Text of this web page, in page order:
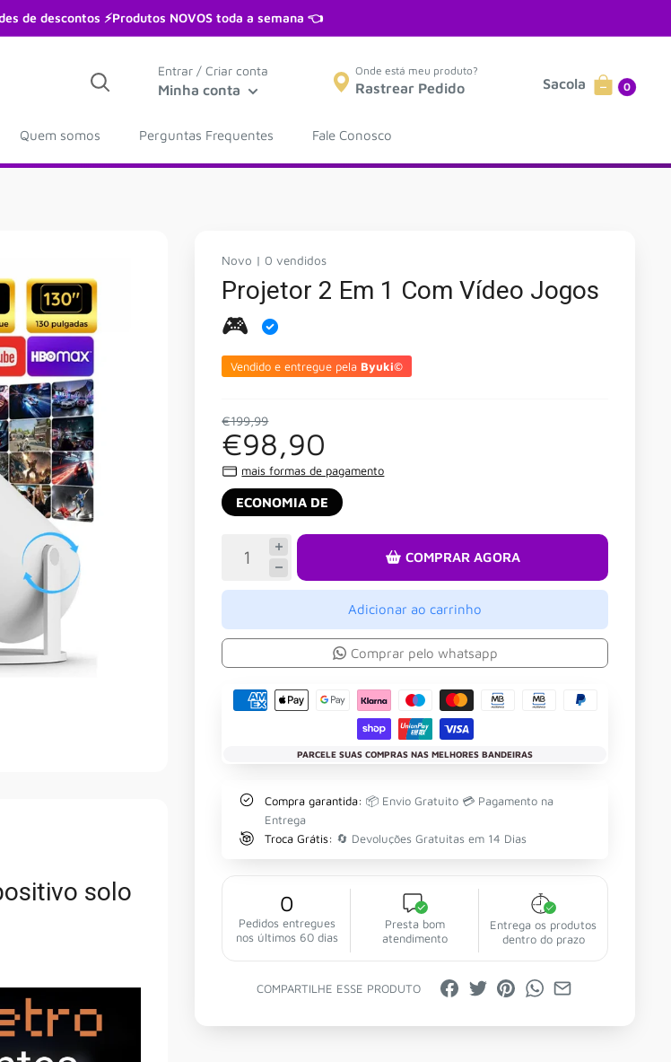
de descontos ⚡Produtos NOVOS toda a semana 👈
Entrar / Criar conta
Minha conta Rastrear Pedido
Onde está meu produto?
Sacola 0
Quem somos Perguntas Frequentes Fale Conosco
Novo | 0 vendidos
Projetor 2 Em 1 Com Vídeo Jogos
🎮
Vendido e entregue pela Byuki©
€199,99
€98,90
mais formas de pagamento
ECONOMIA DE
COMPRAR AGORA
Adicionar ao carrinho
Comprar pelo whatsapp
PARCELE SUAS COMPRAS NAS MELHORES BANDEIRAS
Compra garantida: 📦 Envio Gratuito 💳 Pagamento na
Entrega
Troca Grátis: 🔄 Devoluções Gratuitas em 14 Dias
0
Pedidos entregues
nos últimos 60 dias
Presta bom
atendimento
Entrega os produtos
dentro do prazo
COMPARTILHE ESSE PRODUTO
solo